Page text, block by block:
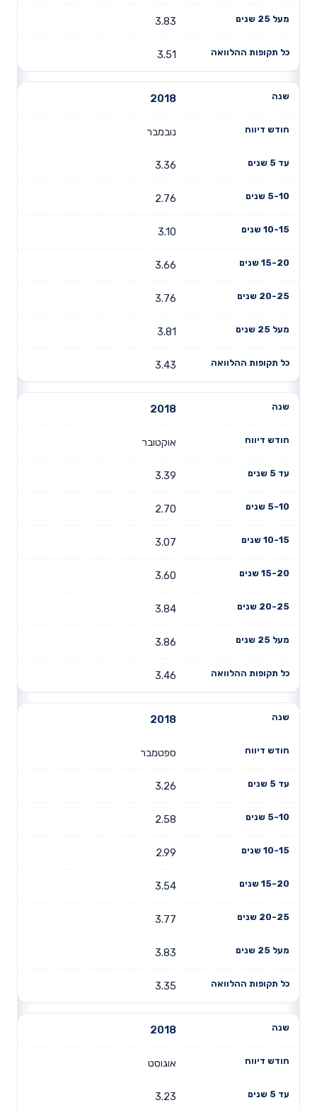
3.83
3.51
2018
נובמבר
3.36
2.76
3.10
3.66
3.76
3.81
3.43
2018
אוקטובר
3.39
2.70
3.07
3.60
3.84
3.86
3.46
2018
ספטמבר
3.26
2.58
2.99
3.54
3.77
3.83
3.35
2018
אוגוסט
3.23